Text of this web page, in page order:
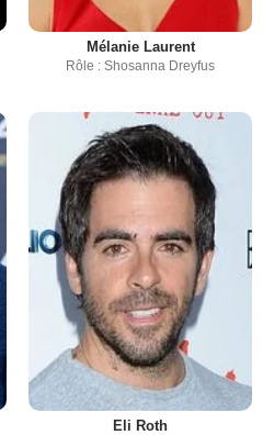
Mélanie Laurent
Rôle : Shosanna Dreyfus
Eli Roth